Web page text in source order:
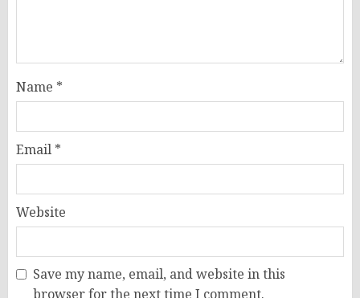
Name *
Email *
Website
Save my name, email, and website in this
browser for the next time I comment.